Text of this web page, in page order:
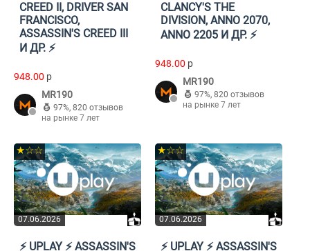
CREED II, DRIVER SAN
FRANCISCO,
ASSASSIN'S CREED III
И ДР. ⚡️
948.00 p
MR190
97%, 820 отзывов
на рынке 7 лет
CLANCY'S THE
DIVISION, ANNO 2070,
ANNO 2205 И ДР. ⚡️
948.00 p
MR190
97%, 820 отзывов
на рынке 7 лет
07.06.2026
★☆☆
⚡️ UPLAY ⚡️ ASSASSIN'S
07.06.2026
★☆☆
⚡️ UPLAY ⚡️ ASSASSIN'S